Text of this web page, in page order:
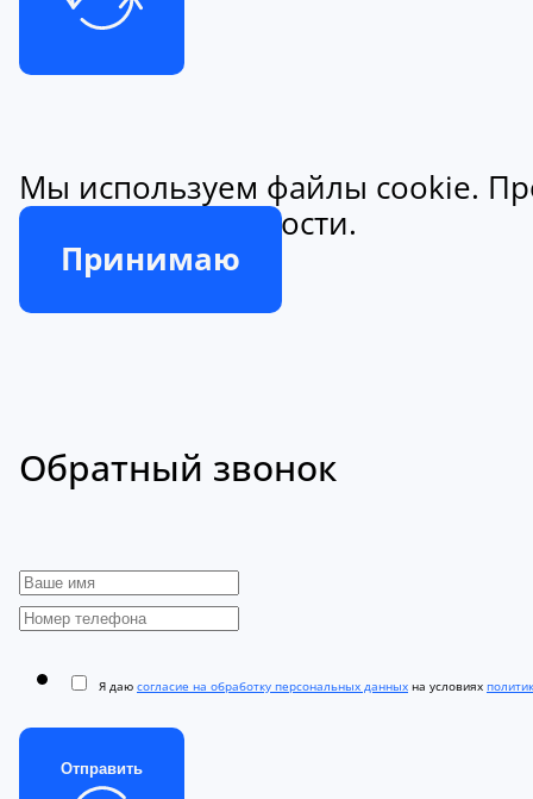
Мы используем файлы cookie.
конфиденциальности.
Принимаю
Обратный звонок
Я даю согласие на обработку персональных данных на условиях
Отправить